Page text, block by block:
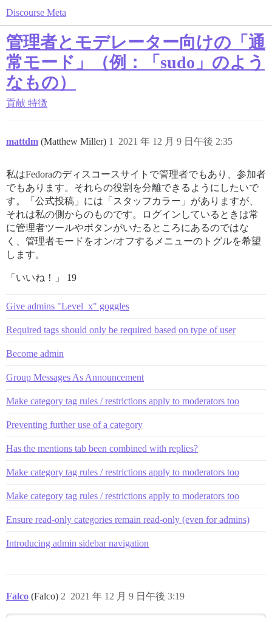
Discourse Meta
管理者とモデレーター向けの「通
常モード」（例：「sudo」のよう
なもの）
貢献 特徴
mattdm (Matthew Miller) 2021 年 12 月 9 日午後 2:35
1
私はFedoraのディスコースサイトで管理者でもあり、参加者
でもあります。それらの役割を分離できるようにしたいで
す。「公式投稿」には「スタッフカラー」がありますが、
それは私の側からのものです。ログインしているときは常
に管理者ツールやボタンがいたるところにあるのではな
く、管理者モードをオン/オフするメニューのトグルを希望
します。
「いいね！」 19
Give admins "Level_x" goggles
Required tags should only be required based on type of user
Become admin
Group Messages As Announcement
Make category tag rules / restrictions apply to moderators too
Preventing further use of a category
Has the mentions tab been combined with replies?
Make category tag rules / restrictions apply to moderators too
Make category tag rules / restrictions apply to moderators too
Ensure read-only categories remain read-only (even for admins)
Introducing admin sidebar navigation
Falco (Falco) 2021 年 12 月 9 日午後 3:19
2